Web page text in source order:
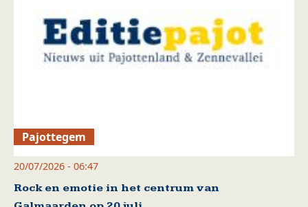
Pajottegem
20/07/2026 - 06:47
Rock en emotie in het centrum van